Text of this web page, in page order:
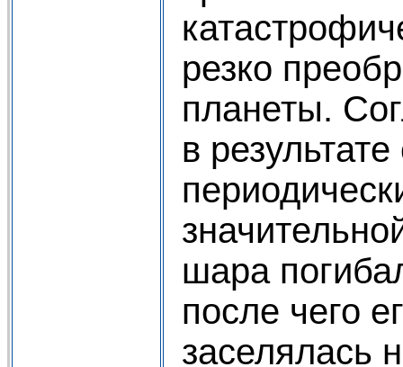
резко
планеты.
в
шара
после чего
заселялась